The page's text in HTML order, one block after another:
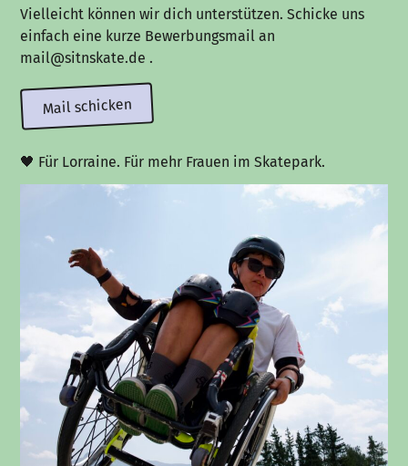
Vielleicht können wir dich unterstützen. Schicke uns
einfach eine kurze Bewerbungsmail an
mail@sitnskate.de .
Mail schicken
🖤 Für Lorraine. Für mehr Frauen im Skatepark.